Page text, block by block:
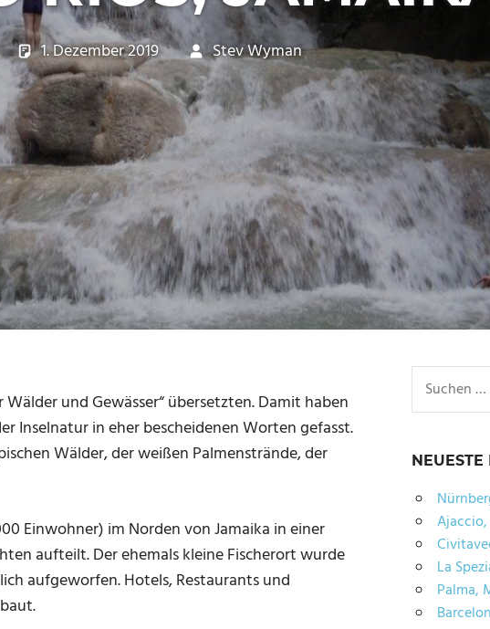
1. Dezember 2019 Stev Wyman new pictures
und Gewässer“ übersetzten. Damit haben
Inselnatur in eher bescheidenen Worten gefasst.
Wälder, der weißen Palmenstrände, der
Einwohner) im Norden von Jamaika in einer
aufteilt. Der ehemals kleine Fischerort wurde
aufgeworfen. Hotels, Restaurants und
nach:
NEUESTE
La
Palma,